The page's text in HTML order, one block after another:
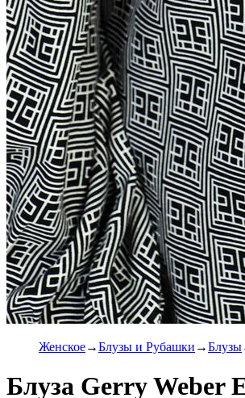
Женское Блузы и Рубашки Блузы
Блуза Gerry Weber